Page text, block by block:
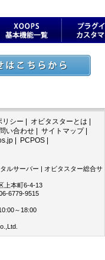
リシー オビタスターとは
い合わせ| サイトマップ|
PCPOS
ルサーバー | オビタスター総合サ
上本町6-4-13
6779-9515
～18:00